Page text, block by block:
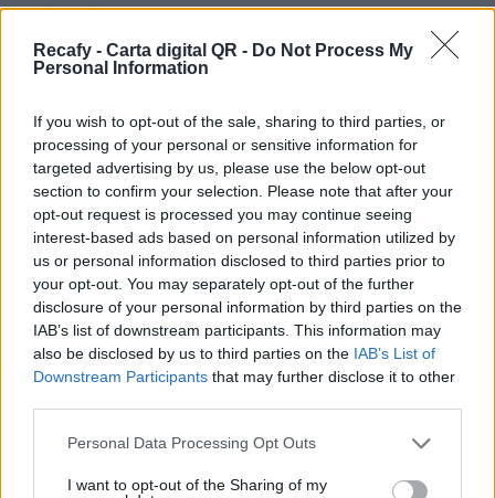
Recafy - Carta digital QR - Do Not Process My
Personal Information
If you wish to opt-out of the sale, sharing to third parties, or
processing of your personal or sensitive information for
targeted advertising by us, please use the below opt-out
section to confirm your selection. Please note that after your
opt-out request is processed you may continue seeing
interest-based ads based on personal information utilized by
us or personal information disclosed to third parties prior to
your opt-out. You may separately opt-out of the further
disclosure of your personal information by third parties on the
IAB’s list of downstream participants. This information may
also be disclosed by us to third parties on the IAB’s List of
Downstream Participants that may further disclose it to other
Please note that this website/app uses one or more Google
not limited to your visit or usage behaviour. You may click to
Personal Data Processing Opt Outs
I want to opt-out of the Sharing of my
Sí estás pensando en digitalizar la carta de tu
restaurante y quieres un sistema dinámico, más
allá de un simple pdf, estás en el sitio correcto.
necesita tu establecimiento.
Por eso hemos diseñado un sistema capaz de
ayudar a tu negocio a adaptarse a las
circunstancias actuales que nuestro país está
viviendo. Contamos con una carta de servicios
que pueden ayudarte a aminorar las cargas de
trabajo en tu negocio o empresa para que
puedas ofrecer a tus clientes la seguridad y el
sector gastronómico de Guatemala con
Recafy.